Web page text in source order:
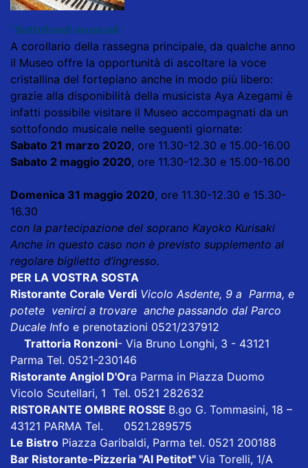
“Sottofondi musicali”
A corollario della rassegna principale, da qualche anno
il Museo offre la opportunità di ascoltare la voce
cristallina del fortepiano anche in modo più libero:
grazie alla disponibilità della musicista Aya Azegami è
infatti possibile visitare il Museo accompagnati da un
sottofondo musicale nelle seguenti giornate:
Sabato 21 marzo 2020, ore 11.30-12.30 e 15.00-16.00
Sabato 2 maggio 2020, ore 11.30-12.30 e 15.00-16.00
Domenica 31 maggio 2020, ore 11.30-12.30 e 15.30-
16.30
con la partecipazione del soprano Kayoko Kurisaki
Anche in questo caso non è previsto supplemento al
regolare biglietto d’ingresso.
PER LA VOSTRA SOSTA
Ristorante Corale Verdi Vicolo Asdente, 9 a Parma, e
potete venirci a trovare anche passando dal Parco
Ducale Info e prenotazioni 0521/237912
Trattoria Ronzoni- Via Bruno Longhi, 3 - 43121
Parma Tel. 0521-230146
Ristorante Angiol D'Ora Parma in Piazza Duomo
Vicolo Scutellari, 1 Tel. 0521 282632
RISTORANTE OMBRE ROSSE B.go G. Tommasini, 18 –
43121 PARMA Tel. 0521.289575
Le Bistro Piazza Garibaldi, Parma tel. 0521 200188
Bar Ristorante-Pizzeria "Al Petitot" Via Torelli, 1/A